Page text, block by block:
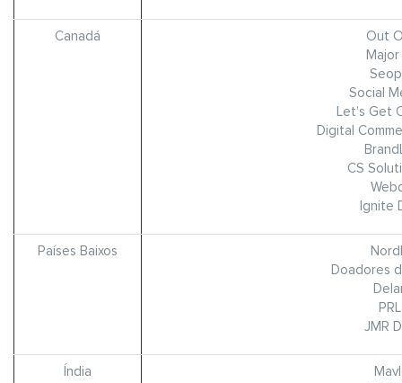
Canadá
Out
Major
Social
Let’s Get
Digital
CS
Ignite
Países Baixos
Doadores
JMR
Índia